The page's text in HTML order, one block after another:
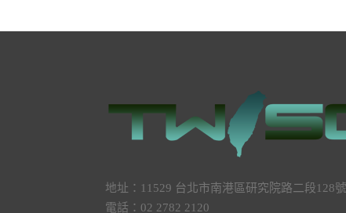
地址：11529 台北市南港區研究院路二段128
電話：02 2782 2120